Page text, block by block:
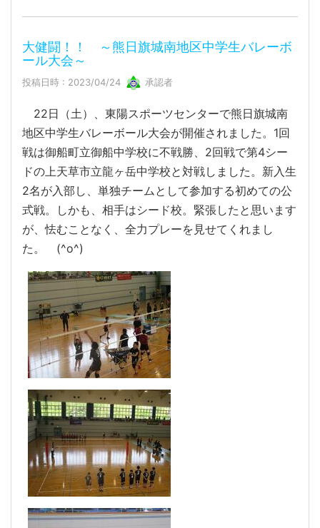
大健闘！！ ～熊日旗城南地区中学生バレーボ
ール大会～
投稿日時 : 2023/04/24 承認者
22日（土）、東陽スポーツセンターで熊日旗城南
地区中学生バレーボール大会が開催されました。1回
戦は御船町立御船中学校に不戦勝、2回戦で第4シー
ドの上天草市立龍ヶ岳中学校と対戦しました。新入生
2名が入部し、単独チームとして参加する初めての公
式戦。しかも、相手はシード校。緊張したと思います
が、怯むことなく、全力プレーを見せてくれまし
た。 (^o^)